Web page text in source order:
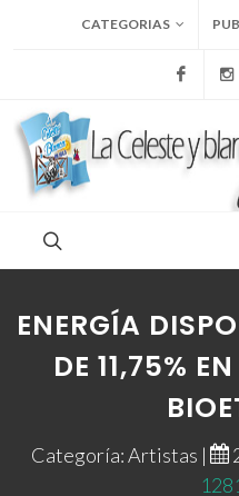
CATEGORIAS
ENERGÍA
DE 11,75%
Categoría: Artistas |